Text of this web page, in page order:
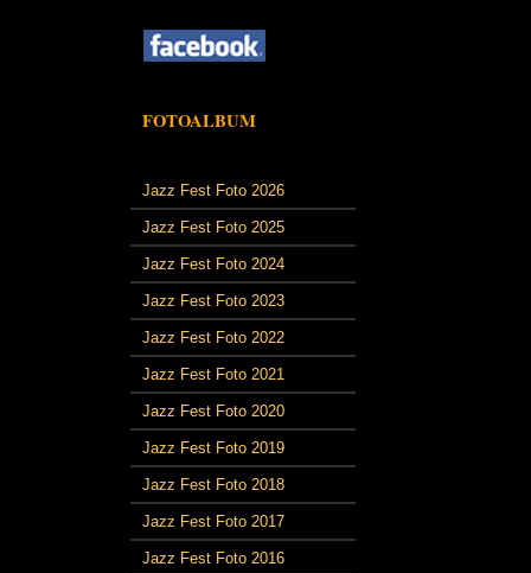
FOTOALBUM
Jazz Fest Foto 2026
Jazz Fest Foto 2025
Jazz Fest Foto 2024
Jazz Fest Foto 2023
Jazz Fest Foto 2022
Jazz Fest Foto 2021
Jazz Fest Foto 2020
Jazz Fest Foto 2019
Jazz Fest Foto 2018
Jazz Fest Foto 2017
Jazz Fest Foto 2016